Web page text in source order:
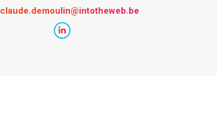
claude.demoulin@intotheweb.be
Claude